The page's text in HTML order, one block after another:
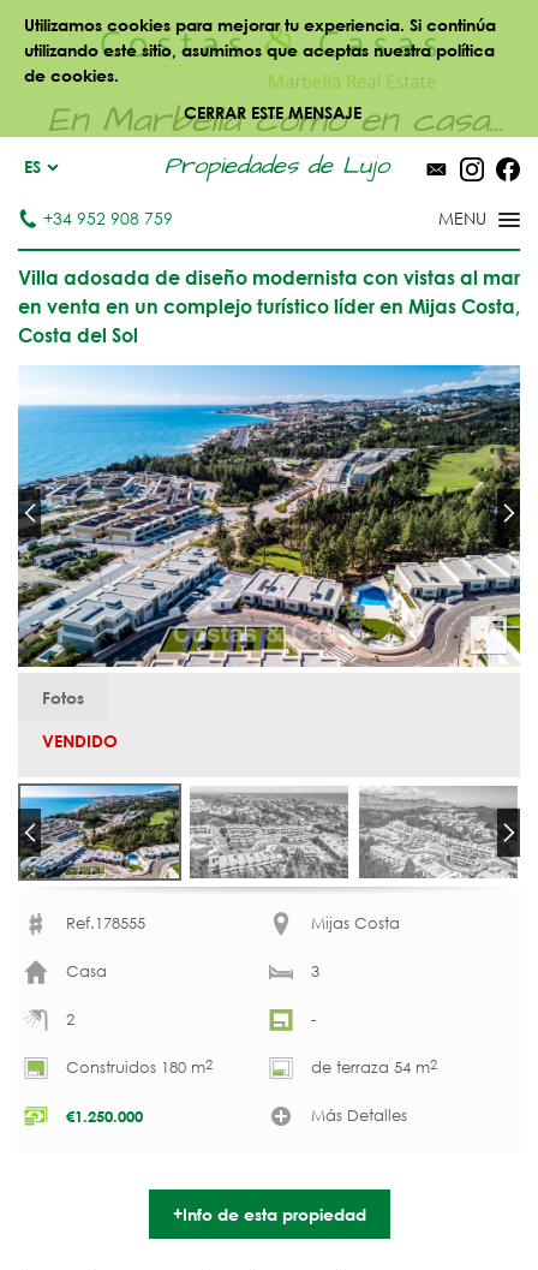
Utilizamos cookies para mejorar tu experiencia. Si continúa
utilizando este sitio, asumimos que aceptas nuestra política
de cookies.
CERRAR ESTE MENSAJE
En Marbella como en casa...
Propiedades de Lujo
ES
+34 952 908 759
Villa adosada de diseño modernista con vistas al mar
en venta en un complejo turístico líder en Mijas Costa,
Costa del Sol
Fotos
VENDIDO
Ref.178555 Mijas Costa
Casa 3
2 -
Construidos 180 m2 de terraza 54 m2
€1.250.000 Más Detalles
+Info de esta propiedad